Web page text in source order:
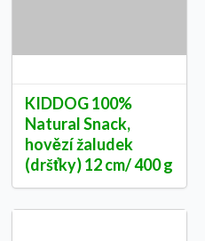
KIDDOG 100%
Natural Snack,
hovězí žaludek
(dršťky) 12 cm/ 400 g